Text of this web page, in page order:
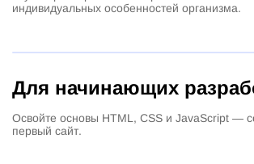
индивидуальных особенностей организма.
Для начинающих
Освойте основы HTML, CSS и JavaScript —
первый сайт.